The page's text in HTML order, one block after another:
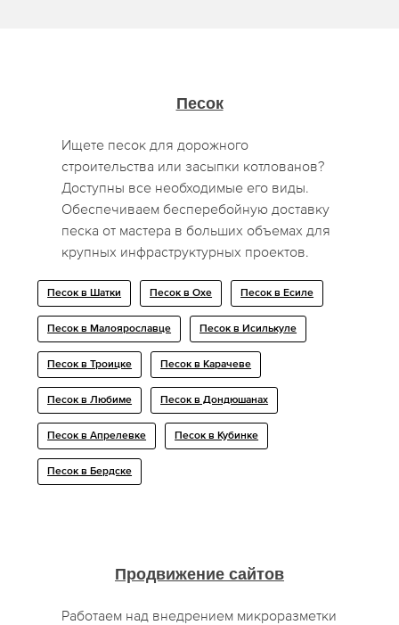
Песок
Ищете песок для дорожного
строительства или засыпки котлованов?
Доступны все необходимые его виды.
Обеспечиваем бесперебойную доставку
песка от мастера в больших объемах для
крупных инфраструктурных проектов.
Песок в Шатки Песок в Охе Песок в Есиле
Песок в Малоярославце Песок в Исилькуле
Песок в Троицке Песок в Карачеве
Песок в Любиме Песок в Дондюшанах
Песок в Апрелевке Песок в Кубинке
Песок в Бердске
Продвижение сайтов
Работаем над внедрением микроразметки